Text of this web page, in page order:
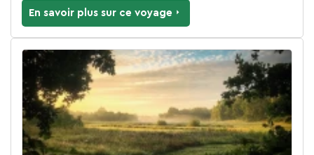
En savoir plus sur ce voyage